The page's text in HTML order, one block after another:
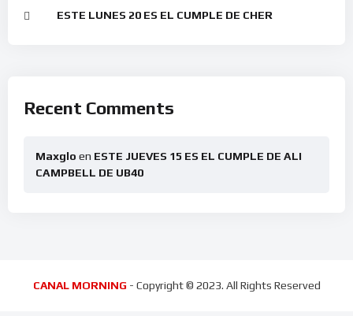
ESTE LUNES 20 ES EL CUMPLE DE CHER
Recent Comments
Maxglo en ESTE JUEVES 15 ES EL CUMPLE DE ALI
CAMPBELL DE UB40
CANAL MORNING - Copyright © 2023. All Rights Reserved